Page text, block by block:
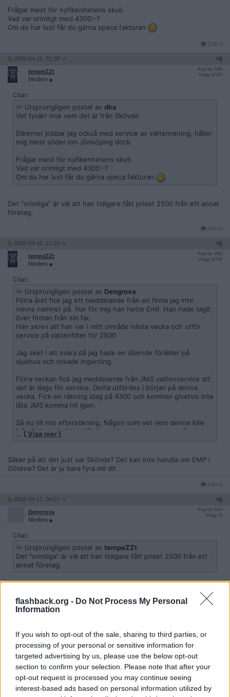
flashback.org - Do Not Process My Personal
Information
If you wish to opt-out of the sale, sharing to third parties, or
processing of your personal or sensitive information for
targeted advertising by us, please use the below opt-out
section to confirm your selection. Please note that after your
opt-out request is processed you may continue seeing
interest-based ads based on personal information utilized by
Frågar mest för nyfikenhetens skull.
Vad var orimligt med 4300:-?
Om du har lust får du gärna speca fakturan
Citera
2026-04-16, 21:08 #4
tempeZZt
Medlem
Reg: Apr 2005
Inlägg: 32 035
Citat:
Ursprungligen postat av dka
Vet tyvärr inte vem det är från Skövde.
Däremot jobbar jag också med service av vattenrening, håller
mig mest söder om Jönköping dock.
Frågar mest för nyfikenhetens skull.
Vad var orimligt med 4300:-?
Om du har lust får du gärna speca fakturan
Det "orimliga" är väl att han tidigare fått priset 2500 från ett annat
företag.
Citera
2026-04-16, 21:10 #5
tempeZZt
Medlem
Reg: Apr 2005
Inlägg: 32 035
Citat:
Ursprungligen postat av Dengrova
Förra året fick jag ett meddelande från en firma jag inte
minns namnet på. Har för mig han hette Emil. Han hade tagit
över firman från sin far.
Han skrev att han var i mitt område nästa vecka och utför
service på vattenfilter för 2500
Jag sket i att svara då jag hade en döende förälder på
sjukhus och orkade ingenting.
Förra veckan fick jag meddelande från JMS vattenservice att
det är dags för service. Detta utfördes i början på denna
vecka. Fick en räkning idag på 4300 och kommer givetvis inte
låta JMS komma hit igen.
Så nu till min eftersökning. Någon som vet vem denne kille
från Skövde är ? Han får framtida jobb hos mig om någon
kan.hjälpa mig här
… [ Visa mer ]
Säker på att det just var Skövde? Det kan inte handla om EMP i
Götene? Det är ju bara fyra mil dit.
Citera
2026-04-17, 06:07 #6
Dengrova
Medlem
Reg: Okt 2024
Inlägg: 70
Citat:
Ursprungligen postat av tempeZZt
Det "orimliga" är väl att han tidigare fått priset 2500 från ett
annat företag.
A men om du läser så var jag nästan dagligen på sjukhus och hade
ångest att hantera. Orkade inte tänka på hans erbjudande för
2500
väl lika bra att få det utfört. Och så fick man en faktura på 4300.
2026-04-17, 06:10
Dengrova
Medlem